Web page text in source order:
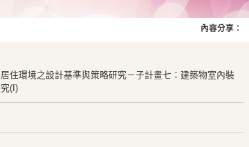
住環境之設計基準與策略研究－子計畫七：建築物室內裝
(I)
內容分享：